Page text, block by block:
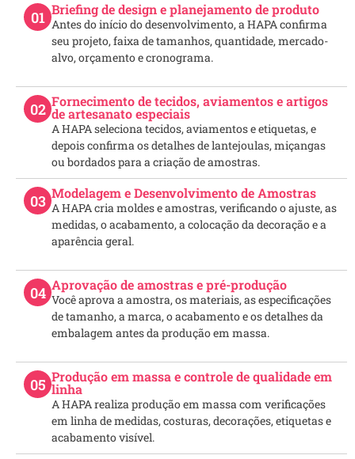
01 Briefing de design e planejamento de produto
Antes do início do desenvolvimento, a HAPA confirma
seu projeto, faixa de tamanhos, quantidade, mercado-
alvo, orçamento e cronograma.
02 Fornecimento de tecidos, aviamentos e artigos
de artesanato especiais
A HAPA seleciona tecidos, aviamentos e etiquetas, e
depois confirma os detalhes de lantejoulas, miçangas
ou bordados para a criação de amostras.
03 Modelagem e Desenvolvimento de Amostras
A HAPA cria moldes e amostras, verificando o ajuste, as
medidas, o acabamento, a colocação da decoração e a
aparência geral.
04 Aprovação de amostras e pré-produção
Você aprova a amostra, os materiais, as especificações
de tamanho, a marca, o acabamento e os detalhes da
embalagem antes da produção em massa.
05 Produção em massa e controle de qualidade em
linha
A HAPA realiza produção em massa com verificações
em linha de medidas, costuras, decorações, etiquetas e
acabamento visível.